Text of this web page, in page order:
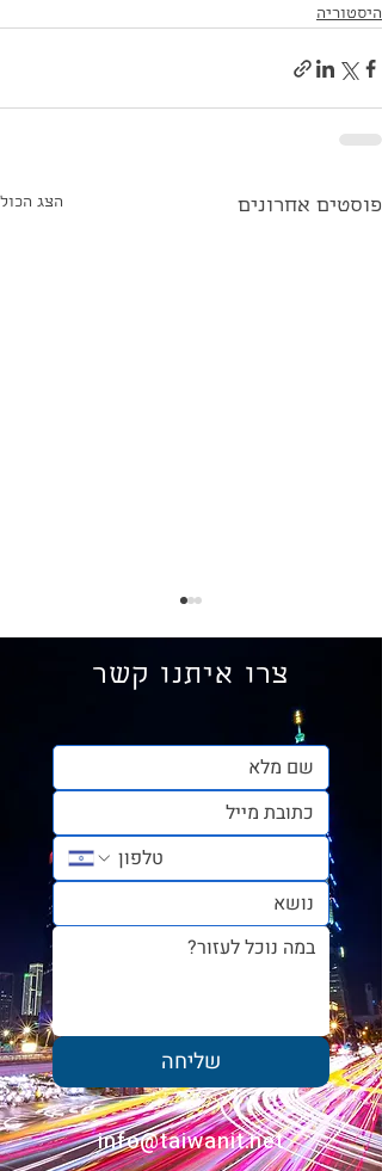
היסטוריה
פוסטים אחרונים הצג הכול
טאיטונג - בין שבטים, ים
והרים במזרח טייוואן
צרו איתנו קשר
שליחה
info@taiwanit.net